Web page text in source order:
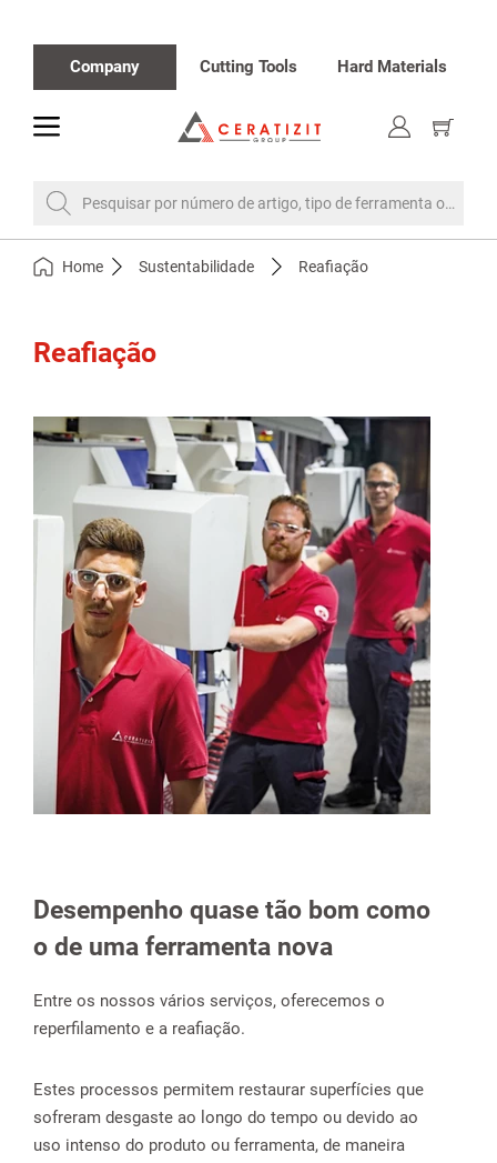
Company Cutting Tools Hard Materials
toggle
Mostrar
o
Pesquisar por número de artigo, tipo de ferramenta ou
Home Reafiação
Sustentabilidade
Reafiação
Desempenho quase tão bom como
o de uma ferramenta nova
Entre os nossos vários serviços, oferecemos o
reperfilamento e a reafiação.
Estes processos permitem restaurar superfícies que
sofreram desgaste ao longo do tempo ou devido ao
uso intenso do produto ou ferramenta, de maneira